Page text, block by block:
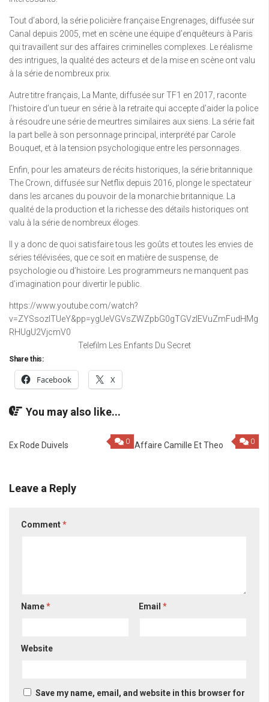
Tout d’abord, la série policière française Engrenages, diffusée sur
Canal depuis 2005, met en scène une équipe d’enquêteurs à Paris
qui travaillent sur des affaires criminelles complexes. Le réalisme
des intrigues, la qualité des acteurs et de la mise en scène ont valu
à la série de nombreux prix.
Autre titre français, La Mante, diffusée sur TF1 en 2017, raconte
l’histoire d’un tueur en série à la retraite qui accepte d’aider la police
à résoudre une série de meurtres similaires aux siens. La série fait
la part belle à son personnage principal, interprété par Carole
Bouquet, et à la tension psychologique entre les personnages.
Enfin, pour les amateurs de récits historiques, la série britannique
The Crown, diffusée sur Netflix depuis 2016, plonge le spectateur
dans les arcanes du pouvoir de la monarchie britannique. La
qualité de la production et la richesse des détails historiques ont
valu à la série de nombreux éloges.
Il y a donc de quoi satisfaire tous les goûts et toutes les envies de
séries télévisées, que ce soit en matière de suspense, de
psychologie ou d’histoire. Les programmeurs ne manquent pas
d’imagination pour divertir le public.
https://www.youtube.com/watch?
v=ZYSsozlTUeY&pp=ygUeVGVsZWZpbG0gTGVzIEVuZmFudHMg
RHUgU2VjcmV0
Telefilm Les Enfants Du Secret
Share this:
Facebook X
You may also like...
0
Ex Rode Duivels 0
Affaire Camille Et Theo
Leave a Reply
Comment*
Name* Email*
Website
Save my name, email, and website in this browser for